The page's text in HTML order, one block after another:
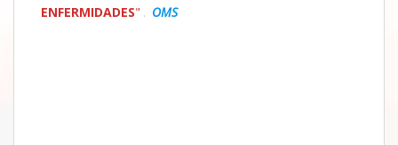
ENFERMIDADES" . OMS